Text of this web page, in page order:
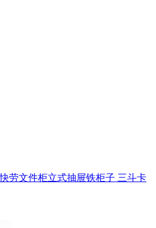
劳文件柜立式抽屉铁柜子 三斗卡